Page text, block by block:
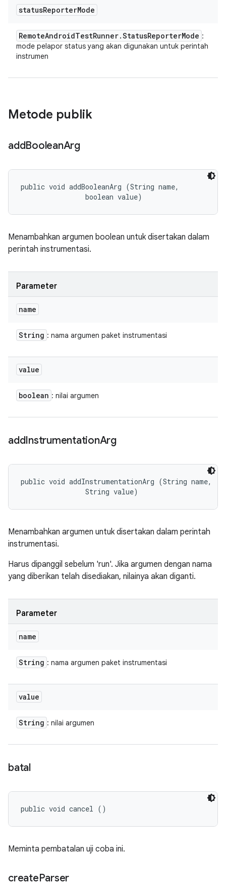
statusReporterMode
RemoteAndroidTestRunner.StatusReporterMode :
mode pelapor status yang akan digunakan untuk perintah
instrumen
Metode publik
addBooleanArg
public void addBooleanArg (String name,
                boolean value)
Menambahkan argumen boolean untuk disertakan dalam
perintah instrumentasi.
Parameter
name
String : nama argumen paket instrumentasi
value
boolean : nilai argumen
addInstrumentationArg
public void addInstrumentationArg (String name,
                String value)
Menambahkan argumen untuk disertakan dalam perintah
instrumentasi.
Harus dipanggil sebelum 'run'. Jika argumen dengan nama
yang diberikan telah disediakan, nilainya akan diganti.
Parameter
name
String : nama argumen paket instrumentasi
value
String : nilai argumen
batal
public void cancel ()
Meminta pembatalan uji coba ini.
createParser